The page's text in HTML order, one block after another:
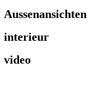
Aussenansichten
interieur
video